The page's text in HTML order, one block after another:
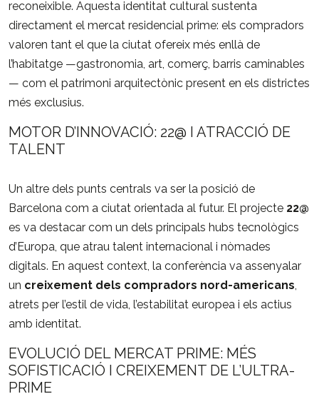
reconeixible. Aquesta identitat cultural sustenta
directament el mercat residencial prime: els compradors
valoren tant el que la ciutat ofereix més enllà de
l’habitatge —gastronomia, art, comerç, barris caminables
— com el patrimoni arquitectònic present en els districtes
més exclusius.
MOTOR D’INNOVACIÓ: 22@ I ATRACCIÓ DE
TALENT
Un altre dels punts centrals va ser la posició de
Barcelona com a ciutat orientada al futur. El projecte 22@
es va destacar com un dels principals hubs tecnològics
d’Europa, que atrau talent internacional i nòmades
digitals. En aquest context, la conferència va assenyalar
un creixement dels compradors nord-americans,
atrets per l’estil de vida, l’estabilitat europea i els actius
amb identitat.
EVOLUCIÓ DEL MERCAT PRIME: MÉS
SOFISTICACIÓ I CREIXEMENT DE L’ULTRA-
PRIME